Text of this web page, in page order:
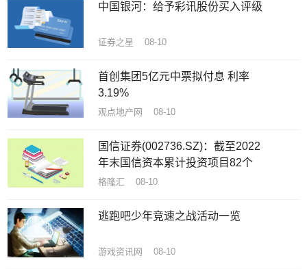
中国银河：给予彩讯股份买入评级
证券之星 08-10
首创集团5亿元中票拟付息 利率
3.19%
观点地产网 08-10
国信证券(002736.SZ)：截至2022
年末国信资本累计投资项目82个
格隆汇 08-10
逃跑吧少年竞速之战活动一览
游戏资讯网 08-10